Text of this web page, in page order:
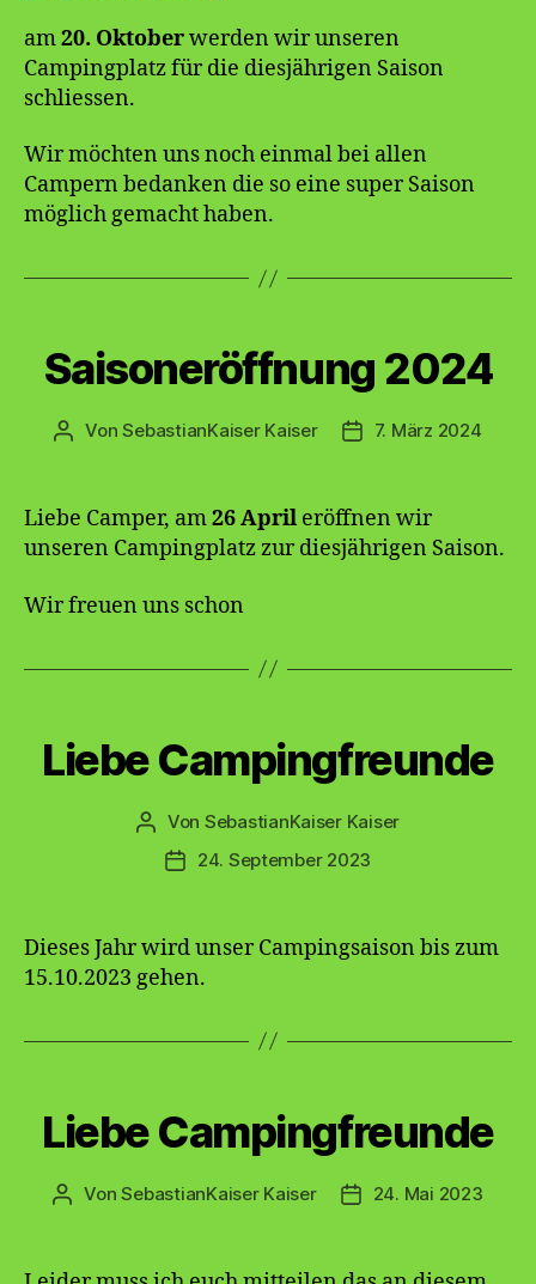
am20. Oktoberwerden wir unseren
Campingplatz für die diesjährigen Saison
schliessen.
Wir möchten uns noch einmal bei allen
Campern bedanken die so eine super Saison
möglich gemacht haben.
Saisoneröffnung 2024
Beitragsautor
VonSebastianKaiser Kaiser 7. März 2024
Liebe Camper, am26 April eröffnen wir
unseren Campingplatz zur diesjährigen Saison.
Wir freuen uns schon
Liebe Campingfreunde
Beitragsautor
Von SebastianKaiser Kaiser
Veröffentlichungsdatum
24. September 2023
Dieses Jahr wird unser Campingsaison bis zum
15.10.2023 gehen.
Liebe Campingfreunde
Beitragsautor
VonSebastianKaiser Kaiser 24. Mai 2023